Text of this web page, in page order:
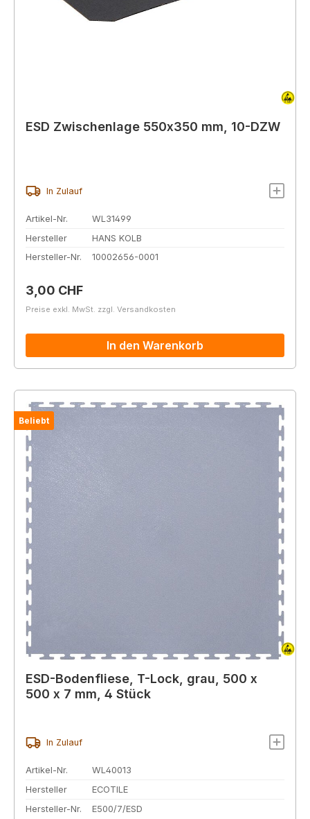
ESD Zwischenlage 550x350 mm, 10-DZW
In Zulauf
Artikel-Nr.
WL31499
Hersteller
HANS KOLB
Hersteller-Nr.
10002656-0001
Regulärer Preis:
3,00 CHF
Preise exkl. MwSt. zzgl. Versandkosten
In den Warenkorb
Beliebt
ESD-Bodenfliese, T-Lock, grau, 500 x
500 x 7 mm, 4 Stück
In Zulauf
Artikel-Nr.
WL40013
Hersteller
ECOTILE
Hersteller-Nr.
E500/7/ESD